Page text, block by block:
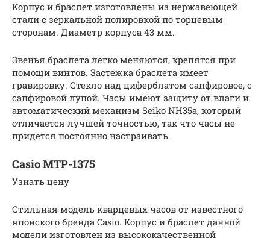
Корпус и браслет изготовлены из нержавеющей
стали с зеркальной полировкой по торцевым
сторонам. Диаметр корпуса 43 мм.
Звенья браслета легко меняются, крепятся при
помощи винтов. Застежка браслета имеет
гравировку. Стекло над циферблатом сапфировое, с
сапфировой лупой. Часы имеют защиту от влаги и
автоматический механизм Seiko NH35a, который
отличается лучшей точностью, так что часы не
придется постоянно настраивать.
Casio MTP-1375
Узнать цену
Стильная модель кварцевых часов от известного
японского бренда Casio. Корпус и браслет данной
модели изготовлен из высококачественной